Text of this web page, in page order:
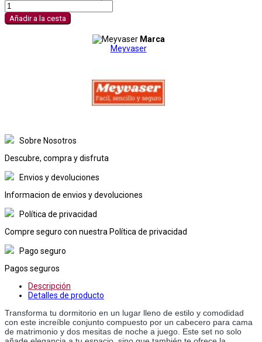
Añadir a la cesta
Marca
Meyvaser
Sobre Nosotros
Descubre, compra y disfruta
Envios y devoluciones
Informacion de envios y devoluciones
Política de privacidad
Compre seguro con nuestra Política de privacidad
Pago seguro
Pagos seguros
Descripción
Detalles de producto
Transforma tu dormitorio en un lugar lleno de estilo y comodidad
con este increíble conjunto compuesto por un cabecero para cama
de matrimonio y dos mesitas de noche a juego. Este set no solo